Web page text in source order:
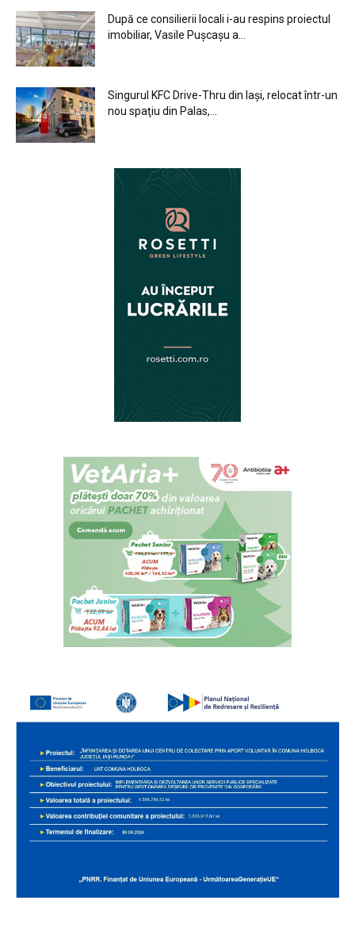
După ce consilierii locali i-au respins proiectul
imobiliar, Vasile Pușcașu a...
Singurul KFC Drive-Thru din Iași, relocat într-un
nou spaţiu din Palas,...